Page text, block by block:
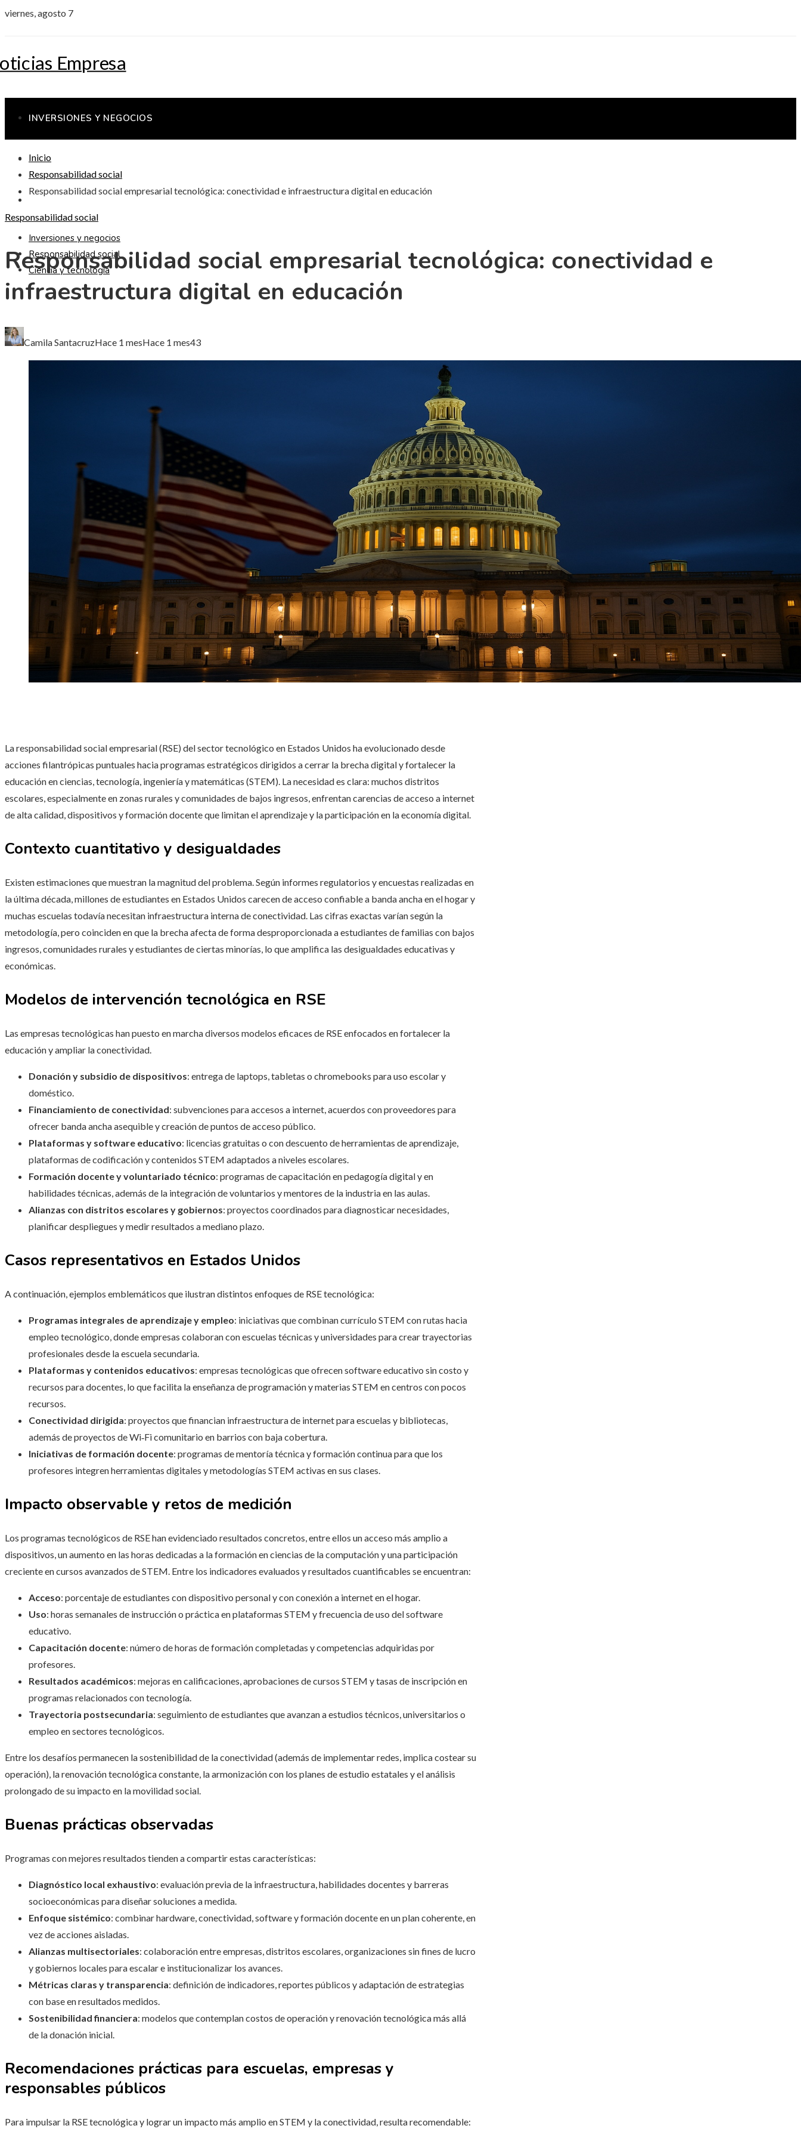
viernes, agosto 7
INVERSIONES Y NEGOCIOS
RESPONSABILIDAD SOCIAL
Inversiones y negocios
Responsabilidad social
Ciencia y tecnología
Inicio
Responsabilidad social
Responsabilidad social empresarial tecnológica: conectividad e infraestructura digital en educación
Responsabilidad social
Responsabilidad social empresarial tecnológica: conectividad e
infraestructura digital en educación
Camila SantacruzHace 1 mesHace 1 mes43
La responsabilidad social empresarial (RSE) del sector tecnológico en Estados Unidos ha evolucionado desde
acciones filantrópicas puntuales hacia programas estratégicos dirigidos a cerrar la brecha digital y fortalecer la
educación en ciencias, tecnología, ingeniería y matemáticas (STEM). La necesidad es clara: muchos distritos
escolares, especialmente en zonas rurales y comunidades de bajos ingresos, enfrentan carencias de acceso a internet
de alta calidad, dispositivos y formación docente que limitan el aprendizaje y la participación en la economía digital.
Contexto cuantitativo y desigualdades
Existen estimaciones que muestran la magnitud del problema. Según informes regulatorios y encuestas realizadas en
la última década, millones de estudiantes en Estados Unidos carecen de acceso confiable a banda ancha en el hogar y
muchas escuelas todavía necesitan infraestructura interna de conectividad. Las cifras exactas varían según la
metodología, pero coinciden en que la brecha afecta de forma desproporcionada a estudiantes de familias con bajos
ingresos, comunidades rurales y estudiantes de ciertas minorías, lo que amplifica las desigualdades educativas y
económicas.
Modelos de intervención tecnológica en RSE
Las empresas tecnológicas han puesto en marcha diversos modelos eficaces de RSE enfocados en fortalecer la
educación y ampliar la conectividad.
Donación y subsidio de dispositivos: entrega de laptops, tabletas o chromebooks para uso escolar y
doméstico.
Financiamiento de conectividad: subvenciones para accesos a internet, acuerdos con proveedores para
ofrecer banda ancha asequible y creación de puntos de acceso público.
Plataformas y software educativo: licencias gratuitas o con descuento de herramientas de aprendizaje,
plataformas de codificación y contenidos STEM adaptados a niveles escolares.
Formación docente y voluntariado técnico: programas de capacitación en pedagogía digital y en
habilidades técnicas, además de la integración de voluntarios y mentores de la industria en las aulas.
Alianzas con distritos escolares y gobiernos: proyectos coordinados para diagnosticar necesidades,
planificar despliegues y medir resultados a mediano plazo.
Casos representativos en Estados Unidos
A continuación, ejemplos emblemáticos que ilustran distintos enfoques de RSE tecnológica:
Programas integrales de aprendizaje y empleo: iniciativas que combinan currículo STEM con rutas hacia
empleo tecnológico, donde empresas colaboran con escuelas técnicas y universidades para crear trayectorias
profesionales desde la escuela secundaria.
Plataformas y contenidos educativos: empresas tecnológicas que ofrecen software educativo sin costo y
recursos para docentes, lo que facilita la enseñanza de programación y materias STEM en centros con pocos
recursos.
Conectividad dirigida: proyectos que financian infraestructura de internet para escuelas y bibliotecas,
además de proyectos de Wi‑Fi comunitario en barrios con baja cobertura.
Iniciativas de formación docente: programas de mentoría técnica y formación continua para que los
profesores integren herramientas digitales y metodologías STEM activas en sus clases.
Impacto observable y retos de medición
Los programas tecnológicos de RSE han evidenciado resultados concretos, entre ellos un acceso más amplio a
dispositivos, un aumento en las horas dedicadas a la formación en ciencias de la computación y una participación
creciente en cursos avanzados de STEM. Entre los indicadores evaluados y resultados cuantificables se encuentran:
Acceso: porcentaje de estudiantes con dispositivo personal y con conexión a internet en el hogar.
Uso: horas semanales de instrucción o práctica en plataformas STEM y frecuencia de uso del software
educativo.
Capacitación docente: número de horas de formación completadas y competencias adquiridas por
profesores.
Resultados académicos: mejoras en calificaciones, aprobaciones de cursos STEM y tasas de inscripción en
programas relacionados con tecnología.
Trayectoria postsecundaria: seguimiento de estudiantes que avanzan a estudios técnicos, universitarios o
empleo en sectores tecnológicos.
Entre los desafíos permanecen la sostenibilidad de la conectividad (además de implementar redes, implica costear su
operación), la renovación tecnológica constante, la armonización con los planes de estudio estatales y el análisis
prolongado de su impacto en la movilidad social.
Buenas prácticas observadas
Programas con mejores resultados tienden a compartir estas características:
Diagnóstico local exhaustivo: evaluación previa de la infraestructura, habilidades docentes y barreras
socioeconómicas para diseñar soluciones a medida.
Enfoque sistémico: combinar hardware, conectividad, software y formación docente en un plan coherente, en
vez de acciones aisladas.
Alianzas multisectoriales: colaboración entre empresas, distritos escolares, organizaciones sin fines de lucro
y gobiernos locales para escalar e institucionalizar los avances.
Métricas claras y transparencia: definición de indicadores, reportes públicos y adaptación de estrategias
con base en resultados medidos.
Sostenibilidad financiera: modelos que contemplan costos de operación y renovación tecnológica más allá
de la donación inicial.
Recomendaciones prácticas para escuelas, empresas y
responsables públicos
Para impulsar la RSE tecnológica y lograr un impacto más amplio en STEM y la conectividad, resulta recomendable: